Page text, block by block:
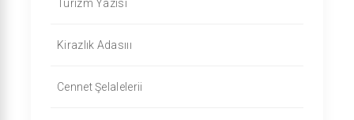
Turizm Yazısı
Kirazlık Adasııı
Cennet Şelalelerii